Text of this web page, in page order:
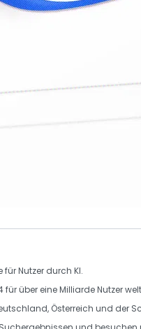
Nutzer durch KI.
fürüber eine Milliarde Nutzer
Österreich und der